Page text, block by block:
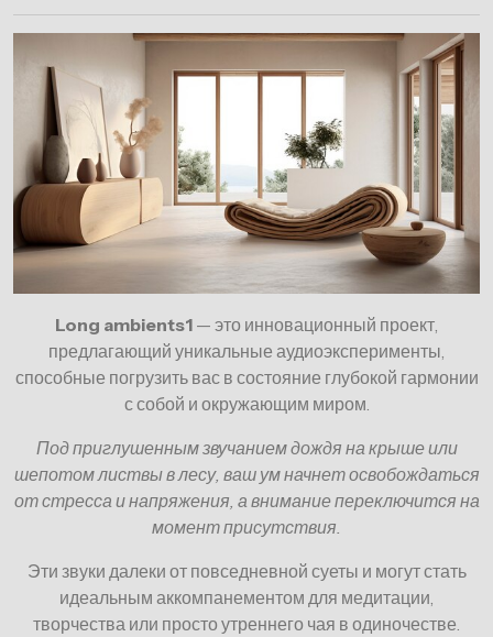
Long ambients1 — это инновационный проект,
предлагающий уникальные аудиоэксперименты,
способные погрузить вас в состояние глубокой гармонии
с собой и окружающим миром.
Под приглушенным звучанием дождя на крыше или
шепотом листвы в лесу, ваш ум начнет освобождаться
от стресса и напряжения, а внимание переключится на
момент присутствия.
Эти звуки далеки от повседневной суеты и могут стать
идеальным аккомпанементом для медитации,
творчества или просто утреннего чая в одиночестве.